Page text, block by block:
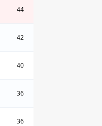
44
42
40
36
36